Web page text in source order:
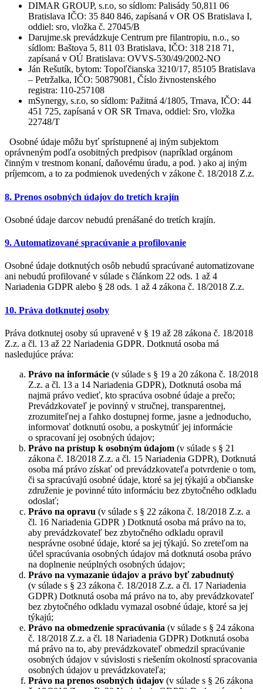
DIMAR GROUP, s.r.o, so sídlom: Palisády 50,811 06
Bratislava IČO: 35 840 846, zapísaná v OR OS Bratislava I,
oddiel: sro, vložka č. 27045/B
Darujme.sk prevádzkuje Centrum pre filantropiu, n.o., so
sídlom: Baštova 5, 811 03 Bratislava, IČO: 318 218 71,
zapísaná v OÚ Bratislava: OVVS-530/49/2002-NO
Ján Rešutík, bytom: Topoľčianska 3210/17, 85105 Bratislava
– Petržalka, IČO: 50879081, Číslo živnostenského
registra: 110-257108
mSynergy, s.r.o, so sídlom: Pažitná 4/1805, Trnava, IČO: 44
451 725, zapísaná v OR SR Trnava, oddiel: Sro, vložka
22748/T
Osobné údaje môžu byť sprístupnené aj iným subjektom
oprávneným podľa osobitných predpisov (napríklad orgánom
činným v trestnom konaní, daňovému úradu, a pod. ) ako aj iným
príjemcom, a to za podmienok uvedených v zákone č. 18/2018 Z.z.
8. Prenos osobných údajov do tretích krajín
Osobné údaje darcov nebudú prenášané do tretích krajín.
9. Automatizované spracúvanie a profilovanie
Osobné údaje dotknutých osôb nebudú spracúvané automatizovane
ani nebudú profilované v súlade s článkom 22 ods. 1 až 4
Nariadenia GDPR alebo § 28 ods. 1 až 4 zákona č. 18/2018 Z.z.
10. Práva dotknutej osoby
Práva dotknutej osoby sú upravené v § 19 až 28 zákona č. 18/2018
Z.z. a čl. 13 až 22 Nariadenia GDPR. Dotknutá osoba má
nasledujúce práva:
Právo na informácie (v súlade s § 19 a 20 zákona č. 18/2018
Z.z. a čl. 13 a 14 Nariadenia GDPR), Dotknutá osoba má
najmä právo vedieť, kto spracúva osobné údaje a prečo;
Prevádzkovateľ je povinný v stručnej, transparentnej,
zrozumiteľnej a ľahko dostupnej forme, jasne a jednoducho,
informovať dotknutú osobu, a poskytnúť jej informácie
o spracovaní jej osobných údajov;
Právo na prístup k osobným údajom (v súlade s § 21
zákona č. 18/2018 Z.z. a čl. 15 Nariadenia GDPR), Dotknutá
osoba má právo získať od prevádzkovateľa potvrdenie o tom,
či sa spracúvajú osobné údaje, ktoré sa jej týkajú a občianske
združenie je povinné túto informáciu bez zbytočného odkladu
odoslať;
Právo na opravu (v súlade s § 22 zákona č. 18/2018 Z.z. a
čl. 16 Nariadenia GDPR ) Dotknutá osoba má právo na to,
aby prevádzkovateľ bez zbytočného odkladu opravil
nesprávne osobné údaje, ktoré sa jej týkajú. So zreteľom na
účel spracúvania osobných údajov má dotknutá osoba právo
na doplnenie neúplných osobných údajov;
Právo na vymazanie údajov a právo byť zabudnutý
(v súlade s § 23 zákona č. 18/2018 Z.z. a čl. 17 Nariadenia
GDPR) Dotknutá osoba má právo na to, aby prevádzkovateľ
bez zbytočného odkladu vymazal osobné údaje, ktoré sa jej
týkajú;
Právo na obmedzenie spracúvania (v súlade s § 24 zákona
č. 18/2018 Z.z. a čl. 18 Nariadenia GDPR) Dotknutá osoba
má právo na to, aby prevádzkovateľ obmedzil spracúvanie
osobných údajov v súvislosti s riešením okolností spracovania
osobných údajov u prevádzkovateľa;
Právo na prenos osobných údajov (v súlade s § 26 zákona